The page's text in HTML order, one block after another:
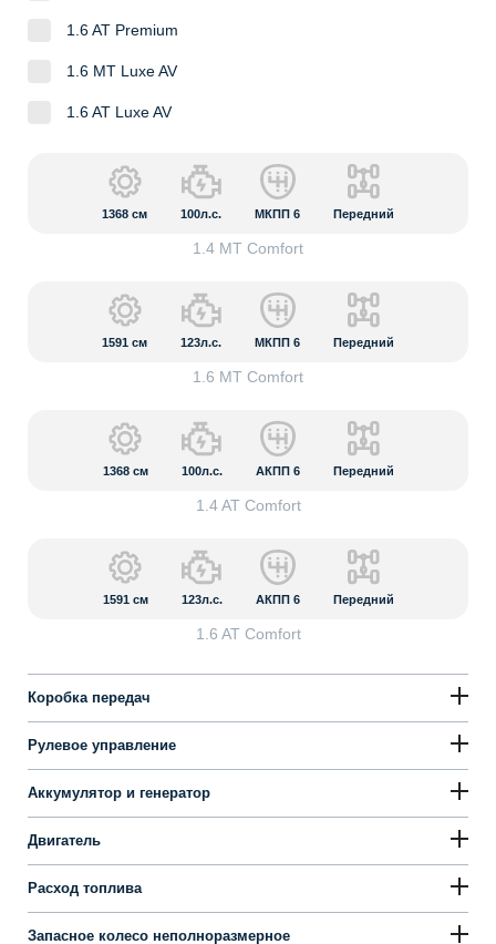
1.6 AT Premium
1.6 MT Luxe AV
1.6 AT Luxe AV
1368 см 100л.с. МКПП 6 Передний
1.4 MT Сomfort
1591 см 123л.с. МКПП 6 Передний
1.6 MT Сomfort
1368 см 100л.с. АКПП 6 Передний
1.4 AT Сomfort
1591 см 123л.с. АКПП 6 Передний
1.6 AT Сomfort
Коробка передач
Рулевое управление
Аккумулятор и генератор
Двигатель
Расход топлива
Запасное колесо неполноразмерное